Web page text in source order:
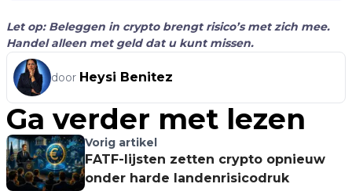
Let op: Beleggen in crypto brengt risico’s met zich mee.
Handel alleen met geld dat u kunt missen.
door Heysi Benitez
Ga verder met lezen
Vorig artikel
FATF-lijsten zetten crypto opnieuw
onder harde landenrisicodruk